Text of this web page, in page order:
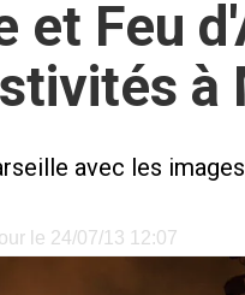
et Feu
à
avec les
le 24/07/13 12:07